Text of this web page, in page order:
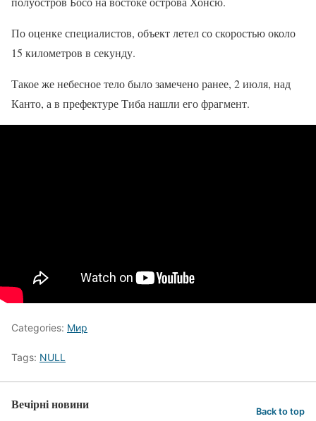
По оценке специалистов, объект летел со скоростью около
15 километров в секунду.
Такое же небесное тело было замечено ранее, 2 июля, над
Канто, а в префектуре Тиба нашли его фрагмент.
Categories: Мир
Tags: NULL
Вечірні новини Back to top